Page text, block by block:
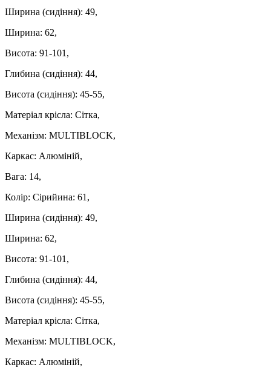
Ширина (сидіння): 49,
Ширина: 62,
Висота: 91-101,
Глибина (сидіння): 44,
Висота (сидіння): 45-55,
Матеріал крісла: Сітка,
Механізм: MULTIBLOCK,
Каркас: Алюміній,
Вага: 14,
Колір: Сірийина: 61,
Ширина (сидіння): 49,
Ширина: 62,
Висота: 91-101,
Глибина (сидіння): 44,
Висота (сидіння): 45-55,
Матеріал крісла: Сітка,
Механізм: MULTIBLOCK,
Каркас: Алюміній,